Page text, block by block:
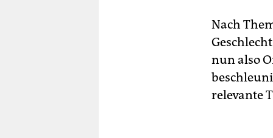
Nach
nun also
relevante